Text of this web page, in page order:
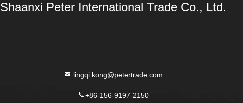
Shaanxi Peter International Trade Co., Ltd.
lingqi.kong@petertrade.com
+86-156-9197-2150